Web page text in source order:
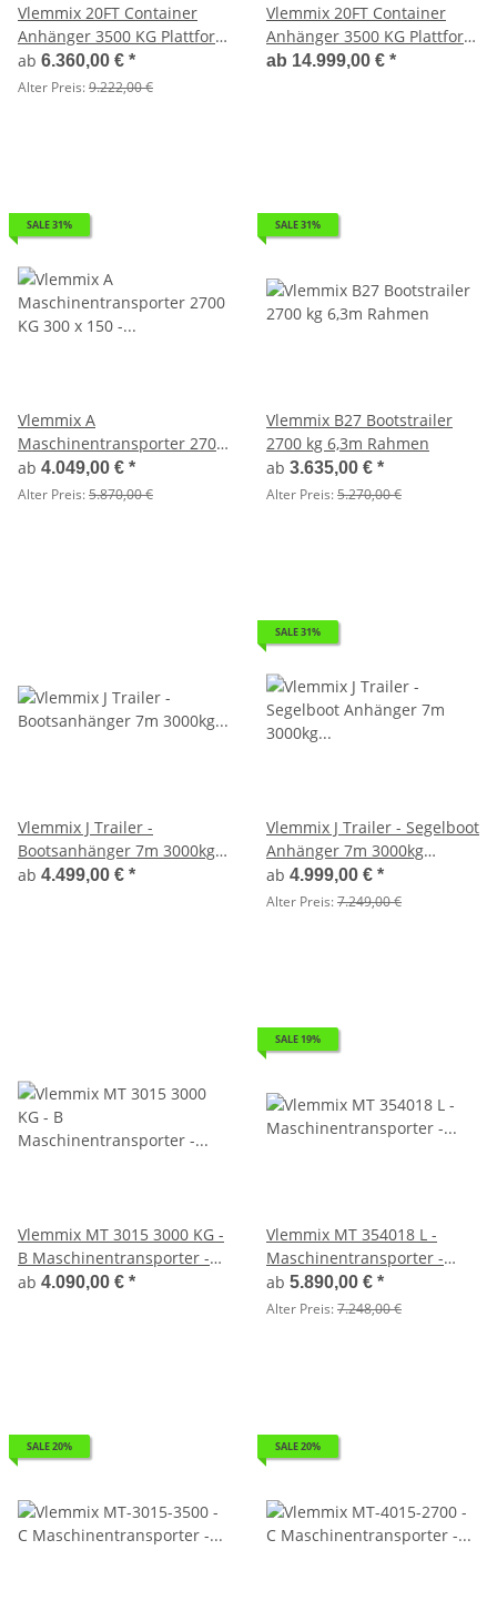
Vlemmix 20FT Container
Anhänger 3500 KG Plattform
600x244 - 3 x Achse je 1350
KG TWISTLOCK
ab 6.360,00 € *
Alter Preis:9.222,00 €
Vlemmix 20FT Container
Anhänger 3500 KG Plattform
600x244 inkl. Bürocontainer
ab 14.999,00 € *
SALE 31%
Vlemmix A
Maschinentransporter 2700
KG 300 x 150 -
Baggeranhänger
ab 4.049,00 € *
Alter Preis:5.870,00 €
SALE 31%
Vlemmix B27 Bootstrailer
2700 kg 6,3m Rahmen
ab 3.635,00 € *
Alter Preis:5.270,00 €
Vlemmix J Trailer -
Bootsanhänger 7m 3000kg
(2x1500kg Achse)
ab 4.499,00 € *
SALE 31%
Vlemmix J Trailer - Segelboot
Anhänger 7m 3000kg
(2x1500kg Achse)
ab 4.999,00 € *
Alter Preis:7.249,00 €
Vlemmix MT 3015 3000 KG -
B Maschinentransporter -
Baggeranhänger
ab 4.090,00 € *
SALE 19%
Vlemmix MT 354018 L -
Maschinentransporter -
Baggeranhänger 400 x 180 -
3500 kg mit ALU Boden und
ab 5.890,00 € *
Alter Preis:7.248,00 €
SALE 20% SALE 20%